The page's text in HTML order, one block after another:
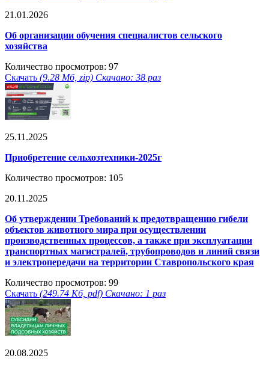
21.01.2026
Об организации обучения специалистов сельского
хозяйства
Количество просмотров: 97
Скачать (9.28 Мб, zip) Скачано: 38 раз
25.11.2025
Приобретение сельхозтехники-2025г
Количество просмотров: 105
20.11.2025
Об утверждении Требований к предотвращению гибели
объектов животного мира при осуществлении
производственных процессов, а также при эксплуатации
транспортных магистралей, трубопроводов и линий связи
и электропередачи на территории Ставропольского края
Количество просмотров: 99
Скачать (249.74 Кб, pdf) Скачано: 1 раз
20.08.2025